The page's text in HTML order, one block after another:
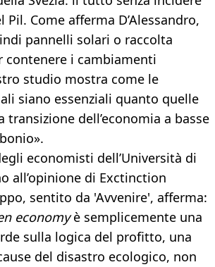
Pil. Come afferma D’Alessandro,
pannelli solari o raccolta
contenere i cambiamenti
studio mostra come le
siano essenziali quanto quelle
transizione dell’economia a basse
economisti dell’Università di
all’opinione di Exctinction
sentito da 'Avvenire', afferma:
economyè semplicemente una
sulla logica del profitto, una
del disastro ecologico, non